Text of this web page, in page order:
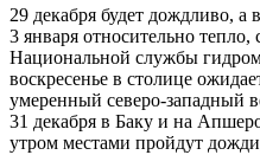
29 декабря будет дождливо,
3 января относительно
Национальной службы
воскресенье в столице
умеренный северо-западный
31 декабря в Баку и на
утром местами пройдут